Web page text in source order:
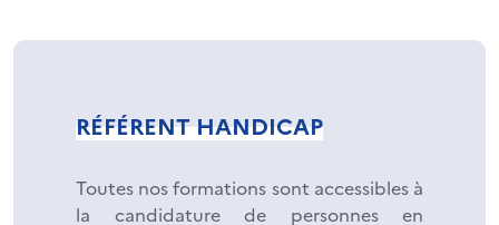
RÉFÉRENT HANDICAP
Toutes nos formations sont accessibles à
la candidature de personnes en